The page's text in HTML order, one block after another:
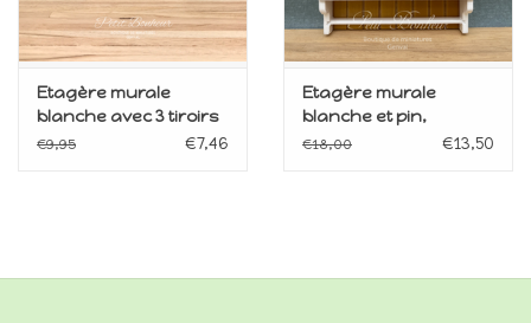
Etagère murale
blanche avec 3 tiroirs
miniature 1:12
€9,95 €7,46
Etagère murale
blanche et pin,
miniature 1:12
€18,00 €13,50